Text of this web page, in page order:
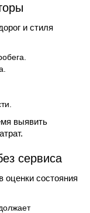
и стиля
выявить
сервиса
оценки состояния